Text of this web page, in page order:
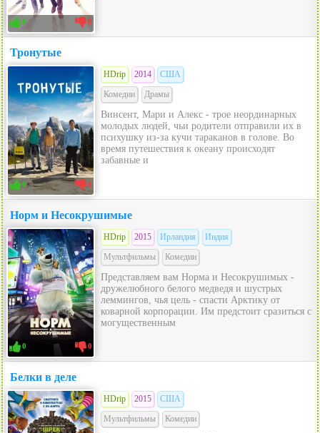
0 0
Тронутые
0 0
HDrip 2014
США
Комедии
Драмы
Винсент, Мари и Алекс - трое неординарных
молодых людей, чьи родители отправили их в
психушку из-за кучи тараканов в голове. Во
время путешествия к океану происходят
забавные и
Норм и Несокрушимые
0 0
HDrip 2015 Ирландия
Индия
Мультфильмы
Комедии
Представляем вам Норма и Несокрушимых -
дружелюбного белого медведя и шустрых
леммингов, чья цель - спасти Арктику от
коварной корпорации. Им предстоит сразиться с
могущественным
Белки в деле
HDrip 2015
США
Мультфильмы
Комедии